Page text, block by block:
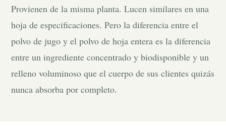
Provienen de la misma planta. Lucen similares en una
hoja de especificaciones. Pero la diferencia entre el
polvo de jugo y el polvo de hoja entera es la diferencia
entre un ingrediente concentrado y biodisponible y un
relleno voluminoso que el cuerpo de sus clientes quizás
nunca absorba por completo.